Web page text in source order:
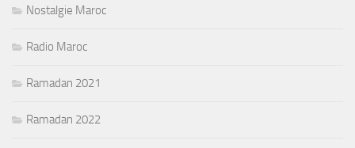
Nostalgie Maroc
Radio Maroc
Ramadan 2021
Ramadan 2022